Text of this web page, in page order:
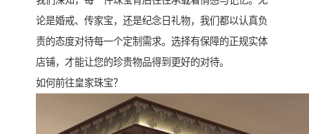
论是婚戒、传家宝，还是纪念日礼物，我们都以认真负
责的态度对待每一个定制需求。选择有保障的正规实体
店铺，才能让您的珍贵物品得到更好的对待。
如何前往皇家珠宝？